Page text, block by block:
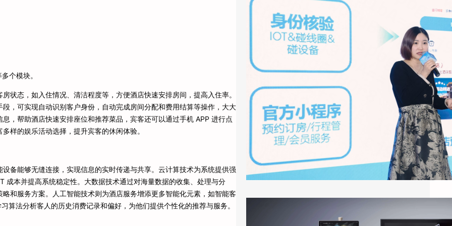
个模块。
状态，如入住情况、清洁程度等，方便酒店快速安排房间，提高入住率。
，可实现自动识别客户身份，自动完成房间分配和费用结算等操作，大大
，帮助酒店快速安排座位和推荐菜品，宾客还可以通过手机 APP 进行点
样的娱乐活动选择，提升宾客的休闲体验。
备能够无缝连接，实现信息的实时传递与共享。云计算技术为系统提供强
本并提高系统稳定性。大数据技术通过对海量数据的收集、处理与分
和服务方案。人工智能技术则为酒店服务增添更多智能化元素，如智能客
法分析客人的历史消费记录和偏好，为他们提供个性化的推荐与服务。
2026年3月底，上海国际酒店展E7馆，一场
关于酒店业未来形态的集中展示引发了行业广
泛关注。天猫精灵未来酒店联…